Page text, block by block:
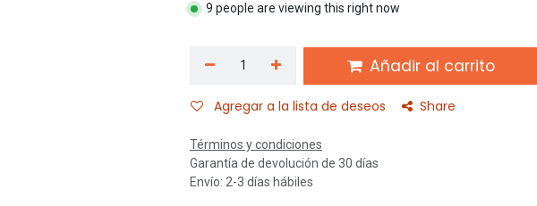
9 people are viewing this right now
Añadir al carrito
Agregar a la lista de deseos Share
Términos y condiciones
Garantía de devolución de 30 días
Envío: 2-3 días hábiles